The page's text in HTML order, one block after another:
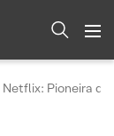
Netflix: Pioneira